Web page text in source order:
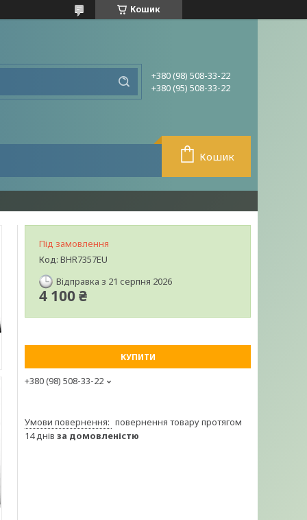
Кошик
+380 (98) 508-33-22
+380 (95) 508-33-22
Кошик
Під замовлення
Код: BHR7357EU
Відправка з 21 серпня 2026
4 100 ₴
КУПИТИ
+380 (98) 508-33-22
повернення товару протягом
14 днів за домовленістю